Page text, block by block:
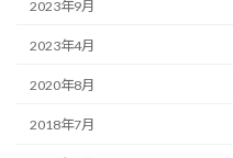
2023年9月
2023年4月
2020年8月
2018年7月